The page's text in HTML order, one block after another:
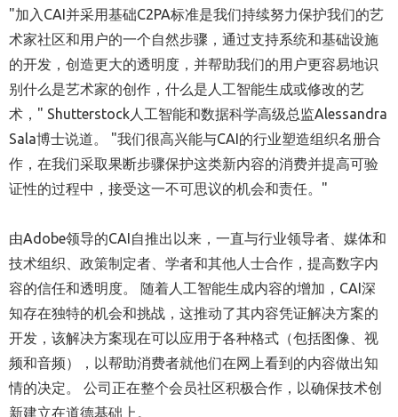
"加入CAI并采用基础C2PA标准是我们持续努力保护我们的艺
术家社区和用户的一个自然步骤，通过支持系统和基础设施
的开发，创造更大的透明度，并帮助我们的用户更容易地识
别什么是艺术家的创作，什么是人工智能生成或修改的艺
术，" Shutterstock人工智能和数据科学高级总监Alessandra
Sala博士说道。 "我们很高兴能与CAI的行业塑造组织名册合
作，在我们采取果断步骤保护这类新内容的消费并提高可验
证性的过程中，接受这一不可思议的机会和责任。"
由Adobe领导的CAI自推出以来，一直与行业领导者、媒体和
技术组织、政策制定者、学者和其他人士合作，提高数字内
容的信任和透明度。 随着人工智能生成内容的增加，CAI深
知存在独特的机会和挑战，这推动了其内容凭证解决方案的
开发，该解决方案现在可以应用于各种格式（包括图像、视
频和音频），以帮助消费者就他们在网上看到的内容做出知
情的决定。 公司正在整个会员社区积极合作，以确保技术创
新建立在道德基础上。